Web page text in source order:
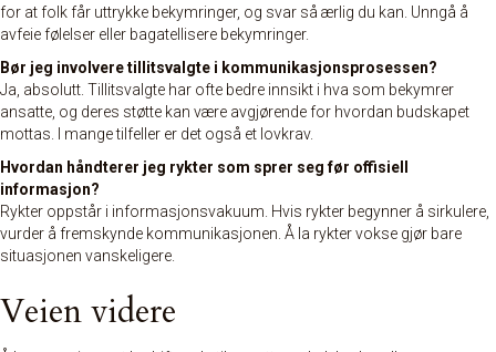
for at folk får uttrykke bekymringer, og svar så ærlig du kan. Unngå å
avfeie følelser eller bagatellisere bekymringer.
Bør jeg involvere tillitsvalgte i kommunikasjonsprosessen?
Ja, absolutt. Tillitsvalgte har ofte bedre innsikt i hva som bekymrer
ansatte, og deres støtte kan være avgjørende for hvordan budskapet
mottas. I mange tilfeller er det også et lovkrav.
Hvordan håndterer jeg rykter som sprer seg før offisiell
informasjon?
Rykter oppstår i informasjonsvakuum. Hvis rykter begynner å sirkulere,
vurder å fremskynde kommunikasjonen. Å la rykter vokse gjør bare
situasjonen vanskeligere.
Veien videre